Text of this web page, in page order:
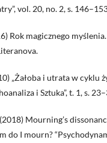
vol. 20, no. 2, s.
Rok magicznego myślenia.
„Żałoba i utrata w cyklu
i Sztuka”, t. 1, s.
Mourning’s
do I mourn?